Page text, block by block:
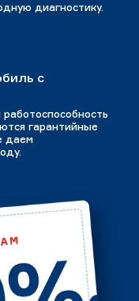
диагностику.
с
гарантийные
даем